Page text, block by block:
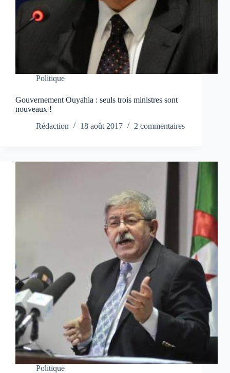
Politique
Gouvernement Ouyahia : seuls trois ministres sont
nouveaux !
Rédaction
18 août 2017 2 commentaires
Politique